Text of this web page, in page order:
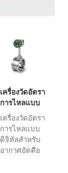
เครื่องวัดอัตรา
การไหลแบบ
ดิจิทัลสำหรับ
อากาศอัด
เครื่องวัดอัตรา
การไหลแบบ
ดิจิทัลสำหรับ
อากาศอัดคือ